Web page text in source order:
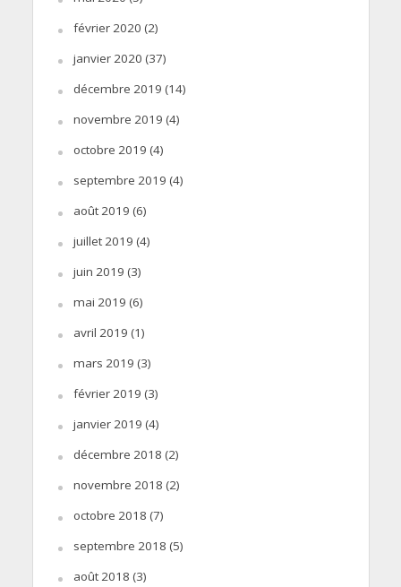
février 2020 (2)
janvier 2020 (37)
décembre 2019 (14)
novembre 2019 (4)
octobre 2019 (4)
septembre 2019 (4)
août 2019 (6)
juillet 2019 (4)
juin 2019 (3)
mai 2019 (6)
avril 2019 (1)
mars 2019 (3)
février 2019 (3)
janvier 2019 (4)
décembre 2018 (2)
novembre 2018 (2)
octobre 2018 (7)
septembre 2018 (5)
août 2018 (3)